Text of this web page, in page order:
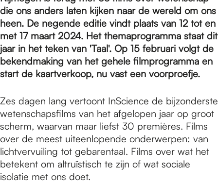
e
p
a
g
e
die ons anders laten kijken naar de wereld om ons
heen. De negende editie vindt plaats van 12 tot en
met 17 maart 2024. Het themaprogramma staat dit
jaar in het teken van 'Taal'. Op 15 februari volgt de
bekendmaking van het gehele filmprogramma en
start de kaartverkoop, nu vast een voorproefje.
Zes dagen lang vertoont InScience de bijzonderste
wetenschapsfilms van het afgelopen jaar op groot
scherm, waarvan maar liefst 30 premières. Films
over de meest uiteenlopende onderwerpen: van
lichtvervuiling tot gebarentaal. Films over wat het
betekent om altruïstisch te zijn of wat sociale
isolatie met ons doet.